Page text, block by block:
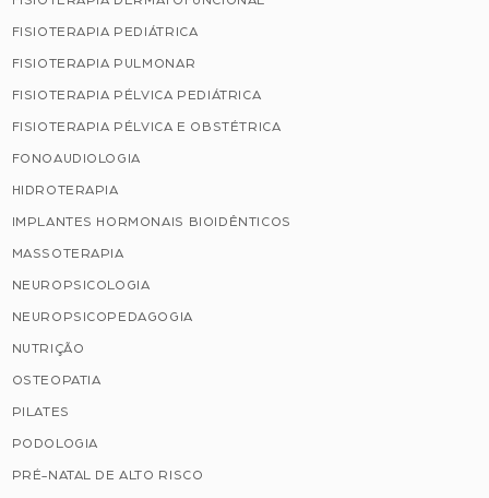
FISIOTERAPIA PEDIÁTRICA
FISIOTERAPIA PULMONAR
FISIOTERAPIA PÉLVICA PEDIÁTRICA
FISIOTERAPIA PÉLVICA E OBSTÉTRICA
FONOAUDIOLOGIA
HIDROTERAPIA
IMPLANTES HORMONAIS BIOIDÊNTICOS
MASSOTERAPIA
NEUROPSICOLOGIA
NEUROPSICOPEDAGOGIA
NUTRIÇÃO
OSTEOPATIA
PILATES
PODOLOGIA
PRÉ-NATAL DE ALTO RISCO